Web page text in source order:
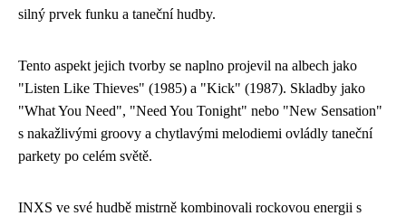
silný prvek funku a taneční hudby.
Tento aspekt jejich tvorby se naplno projevil na albech jako
"Listen Like Thieves" (1985) a "Kick" (1987). Skladby jako
"What You Need", "Need You Tonight" nebo "New Sensation"
s nakažlivými groovy a chytlavými melodiemi ovládly taneční
parkety po celém světě.
INXS ve své hudbě mistrně kombinovali rockovou energii s